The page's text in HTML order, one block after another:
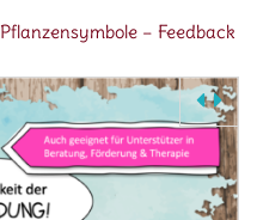
Pflanzensymbole – Feedback